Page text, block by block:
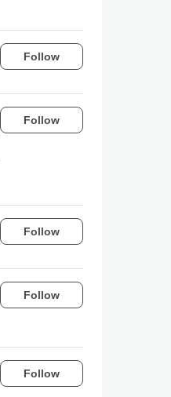
Follow
Follow
Follow
Follow
Follow